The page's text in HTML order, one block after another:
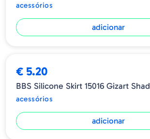
acessórios
adicionar
€ 5.20
BBS Silicone Skirt 15016 Gizart Shad
acessórios
adicionar